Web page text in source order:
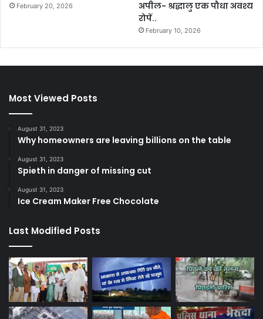
February 20, 2026
अपील- श्रद्धालु एक पौधा अवश्य
रोपें..
February 10, 2026
Most Viewed Posts
August 31, 2023
Why homeowners are leaving billions on the table
August 31, 2023
Spieth in danger of missing cut
August 31, 2023
Ice Cream Maker Free Chocolate
Last Modified Posts